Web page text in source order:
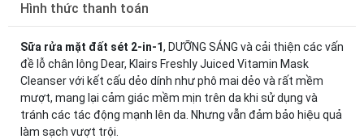
Hình thức thanh toán
Sữa rửa mặt đất sét 2-in-1, DƯỠNG SÁNG và cải thiện các vấn
đề lỗ chân lông Dear, Klairs Freshly Juiced Vitamin Mask
Cleanser với kết cấu dẻo dính như phô mai dẻo và rất mềm
mượt, mang lại cảm giác mềm mịn trên da khi sử dụng và
tránh các tác động mạnh lên da. Nhưng vẫn đảm bảo hiệu quả
làm sạch vượt trội.